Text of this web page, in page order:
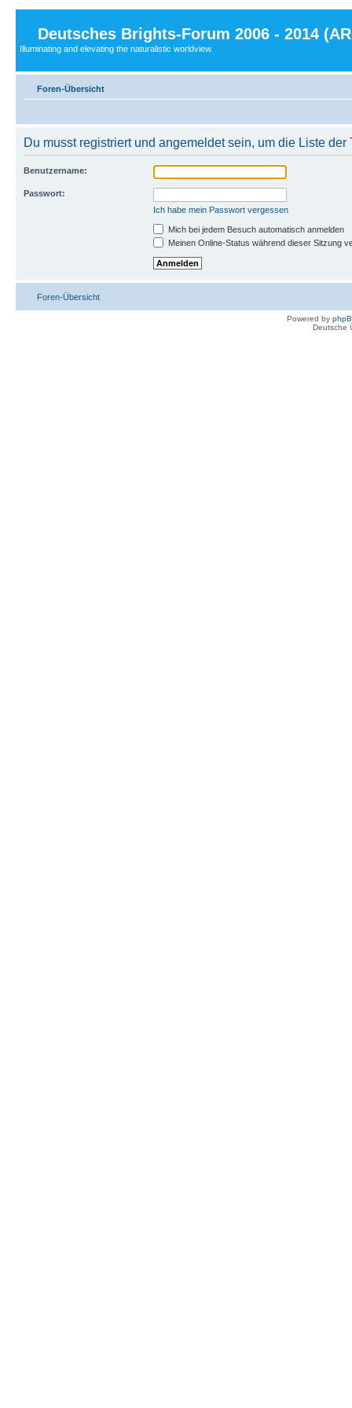
Deutsches Brights-Forum 2006 - 2014
Illuminating and elevating the naturalistic worldview.
Foren-Übersicht
Du musst registriert und angemeldet sein, um die Liste
Benutzername:
Passwort:
Ich habe mein Passwort vergessen
Mich bei jedem Besuch automatisch anmelden
Meinen Online-Status während dieser Sitzung
Foren-Übersicht
Powered by
Deutsche